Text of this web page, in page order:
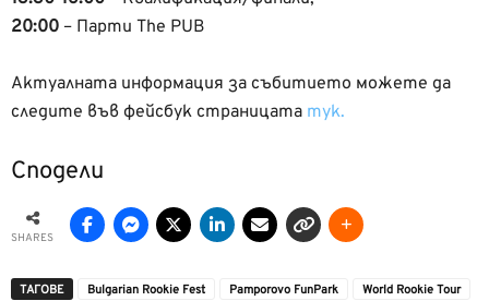
20:00 – Парти The PUB
Актуалната информация за събитието можете да
следите във фейсбук страницата тук.
Сподели
SHARES
ТАГОВЕ Bulgarian Rookie Fest Pamporovo FunPark
World Rookie Tour